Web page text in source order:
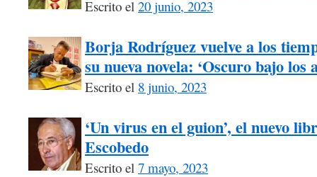
Escrito el 20 junio, 2023
Borja Rodríguez vuelve a los
su nueva novela: ‘Oscuro bajo los
Escrito el 8 junio, 2023
‘Un virus en el guion’, el nuevo
Escobedo
Escrito el 7 mayo, 2023